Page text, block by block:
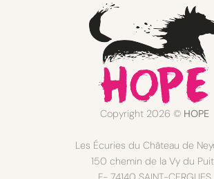
Copyright 2026 © HOPE
Les Écuries du Château de
150 chemin de la Vy du